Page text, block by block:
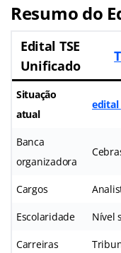
Resumo do
Edital TSE
Unificado
Situação
atual
edital
Banca
organizadora
Cargos
Escolaridade Nível
Carreiras